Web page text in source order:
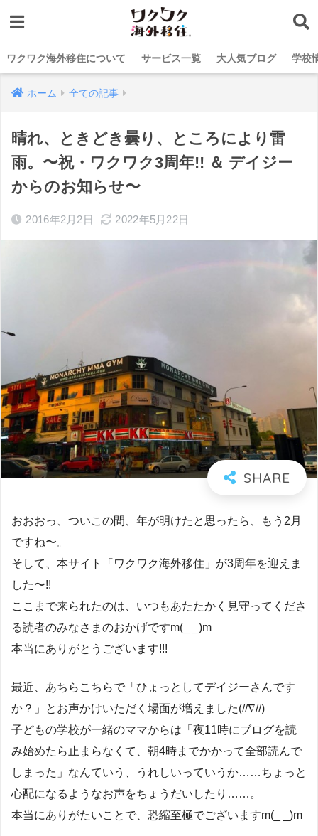
ワクワク海外移住について サービス一覧 大人気ブログ 学校
ホーム 全ての記事
晴れ、ときどき曇り、ところにより雷
雨。〜祝・ワクワク3周年!! ＆ デイジー
からのお知らせ〜
2016年2月2日 2022年5月22日
おおおっ、ついこの間、年が明けたと思ったら、もう2月
ですね〜。
そして、本サイト「ワクワク海外移住」が3周年を迎えま
した〜!!
ここまで来られたのは、いつもあたたかく見守ってくださ
る読者のみなさまのおかげですm(_ _)m
本当にありがとうございます!!!
最近、あちらこちらで「ひょっとしてデイジーさんです
か？」とお声かけいただく場面が増えました(//∇//)
子どもの学校が一緒のママからは「夜11時にブログを読
み始めたら止まらなくて、朝4時までかかって全部読んで
しまった」なんていう、うれしいっていうか……ちょっと
心配になるようなお声をちょうだいしたり……。
本当にありがたいことで、恐縮至極でございますm(_ _)m